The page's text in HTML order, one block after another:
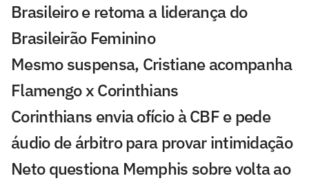
Brasileiro e retoma a liderança do
Brasileirão Feminino
Mesmo suspensa, Cristiane acompanha
Flamengo x Corinthians
Corinthians envia ofício à CBF e pede
áudio de árbitro para provar intimidação
Neto questiona Memphis sobre volta ao